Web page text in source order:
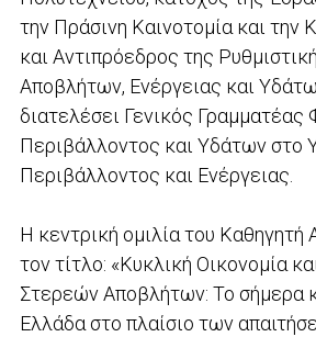
την Πράσινη Καινοτομία και την
και Αντιπρόεδρος της
Αποβλήτων, Ενέργειας και
διατελέσει Γενικός Γραμματέας
Περιβάλλοντος και Υδάτων στο
Περιβάλλοντος και Ενέργειας.
Η κεντρική ομιλία του
τον τίτλο: «Κυκλική Οικονομία
Στερεών Αποβλήτων: Το σήμερα
Ελλάδα στο πλαίσιο των